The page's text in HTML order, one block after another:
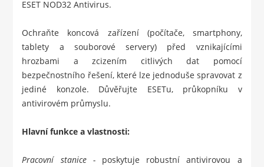
ESET NOD32 Antivirus.
Ochraňte koncová zařízení (počítače, smartphony,
tablety a souborové servery) před vznikajícími
hrozbami a zcizením citlivých dat pomocí
bezpečnostního řešení, které lze jednoduše spravovat z
jediné konzole. Důvěřujte ESETu, průkopníku v
antivirovém průmyslu.
Hlavní funkce a vlastnosti:
Pracovní stanice - poskytuje robustní antivirovou a